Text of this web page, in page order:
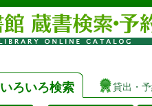
いろいろ検索 貸出・